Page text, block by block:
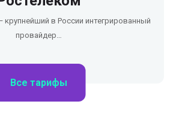
в России интегрированный
провайдер…
Все тарифы